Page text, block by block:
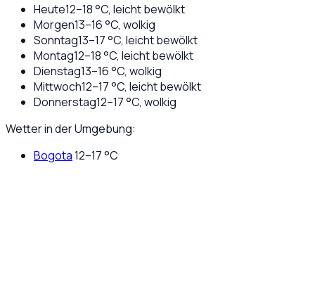
Heute12–18°C, leicht bewölkt
Morgen13–16°C, wolkig
Sonntag13–17°C, leicht bewölkt
Montag12–18°C, leicht bewölkt
Dienstag13–16°C, wolkig
Mittwoch12–17°C, leicht bewölkt
Donnerstag12–17°C, wolkig
Wetter in der Umgebung:
Bogota12–17°C